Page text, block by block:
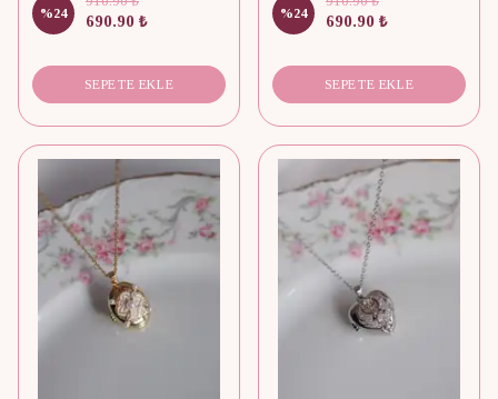
%24 690.90 ₺
SEPETE EKLE
%24 690.90 ₺
SEPETE EKLE